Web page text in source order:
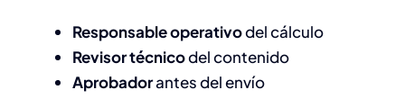
Responsable operativodel cálculo
Revisor técnicodel contenido
Aprobadorantes del envío